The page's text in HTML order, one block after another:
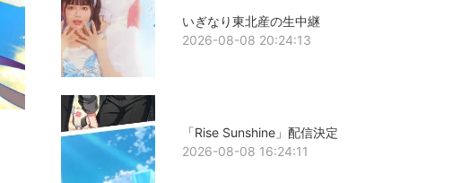
いぎなり東北産の生中継
2026-08-08 20:24:13
「Rise Sunshine」配信決定
2026-08-08 16:24:11